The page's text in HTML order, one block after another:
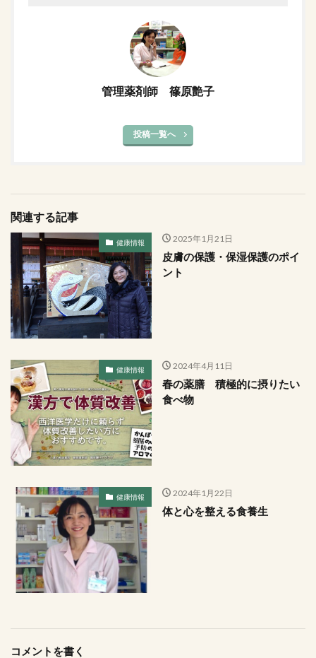
管理薬剤師 篠原艶子
投稿一覧へ
関連する記事
健康情報 2025年1月21日
皮膚の保護・保湿保護のポイ
ント
健康情報 2024年4月11日
春の薬膳 積極的に摂りたい
食べ物
健康情報 2024年1月22日
体と心を整える食養生
コメントを書く